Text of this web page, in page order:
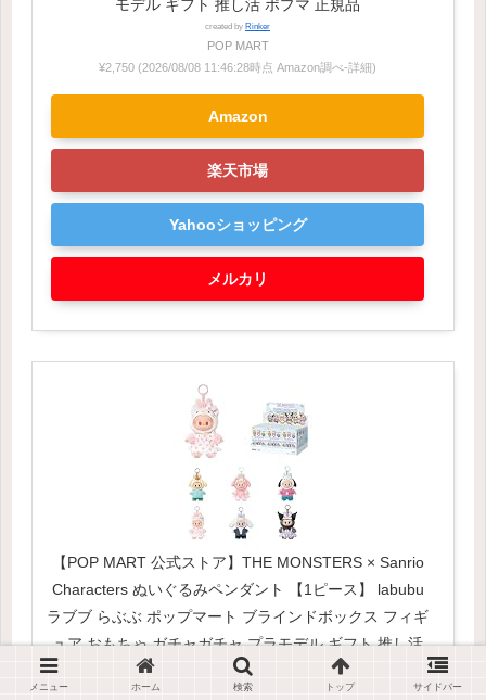
モデル ギフト 推し活 ポプマ 正規品
created by Rinker
POP MART
¥2,750 (2026/08/08 11:46:28時点 Amazon調べ-詳細)
Amazon
楽天市場
Yahooショッピング
メルカリ
【POP MART 公式ストア】THE MONSTERS × Sanrio
Characters ぬいぐるみペンダント 【1ピース】 labubu
ラブブ らぶぶ ポップマート ブラインドボックス フィギ
ュア おもちゃ ガチャガチャ プラモデル ギフト 推し活
ポプマ 正規品
created byRinker
メニュー ホーム 検索 トップ サイドバー